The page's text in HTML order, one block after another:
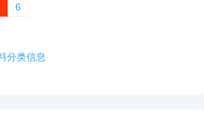
药害。作用对象：可广泛应用于黄瓜、
6
分类信息